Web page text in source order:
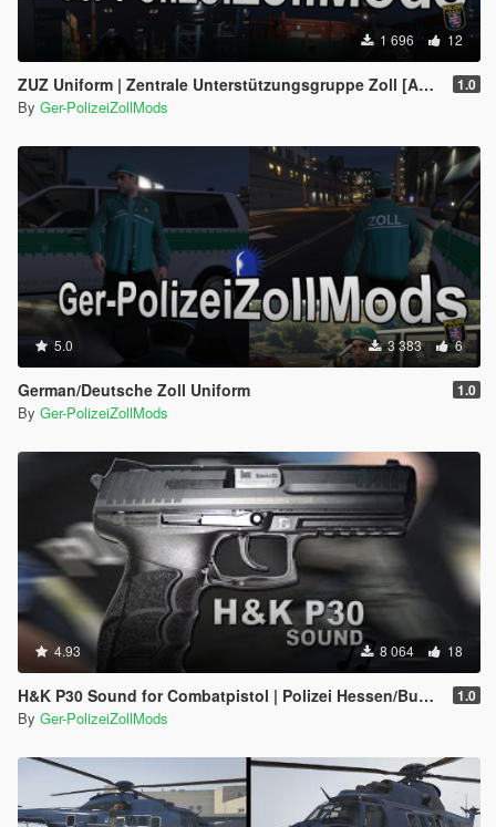
1 696 12
ZUZ Uniform | Zentrale Unterstützungsgruppe Zoll [Add-On / Replace] 1.0
By Ger-PolizeiZollMods
5.0 3 383 6
German/Deutsche Zoll Uniform 1.0
By Ger-PolizeiZollMods
4.93 8 064 18
H&K P30 Sound for Combatpistol | Polizei Hessen/Bundespolizei Dienstwaffe 1.0
By Ger-PolizeiZollMods